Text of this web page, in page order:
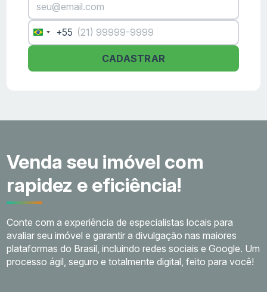
Brazil
+55
+55
CADASTRAR
Venda seu imóvel com
rapidez e eficiência!
Conte com a experiência de especialistas locais para
avaliar seu imóvel e garantir a divulgação nas maiores
plataformas do Brasil, incluindo redes sociais e Google. Um
processo ágil, seguro e totalmente digital, feito para você!